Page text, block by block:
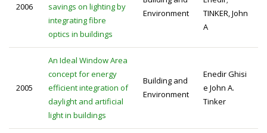
2006
savings on lighting by
integrating fibre
optics in buildings
Environment
TINKER, John
A
2005
An Ideal Window Area
concept for energy
efficient integration of
daylight and artificial
light in buildings
Building and
Environment
Enedir Ghisi
e John A.
Tinker